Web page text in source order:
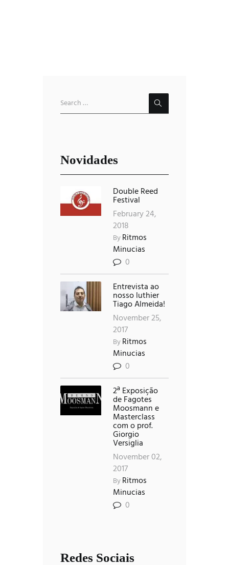
Novidades
Double Reed
Festival
February 24,
2018
ByRitmos
Minucias
0
Entrevista ao
nosso luthier
Tiago Almeida!
November 25,
2017
ByRitmos
Minucias
0
2ª Exposição
de Fagotes
Moosmann e
Masterclass
com o prof.
Giorgio
Versiglia
November 02,
2017
ByRitmos
Minucias
0
Redes Sociais